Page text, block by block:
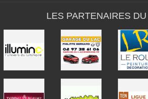
LES PARTENAIRES